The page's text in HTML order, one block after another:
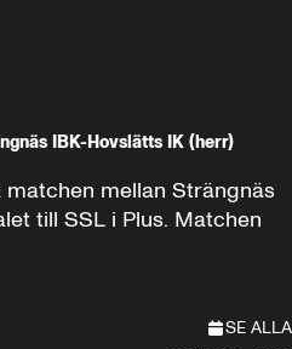
IBK-Hovslätts IK (herr)
mellan Strängnäs
till SSL i Plus. Matchen
SE ALLA